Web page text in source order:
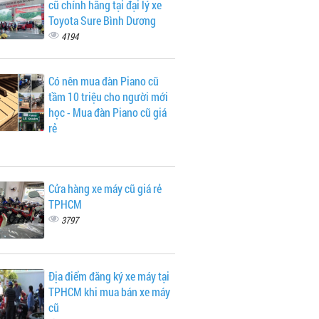
cũ chính hãng tại đại lý xe
Toyota Sure Bình Dương
4194
Có nên mua đàn Piano cũ
tầm 10 triệu cho người mới
học - Mua đàn Piano cũ giá
rẻ
Cửa hàng xe máy cũ giá rẻ
TPHCM
3797
Địa điểm đăng ký xe máy tại
TPHCM khi mua bán xe máy
cũ